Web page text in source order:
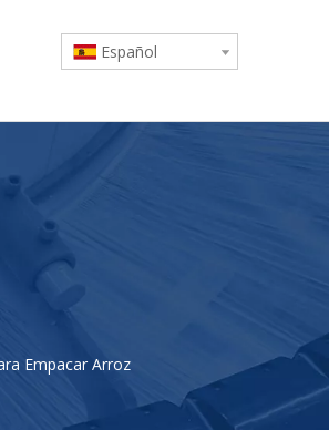
Español
Empacar Arroz